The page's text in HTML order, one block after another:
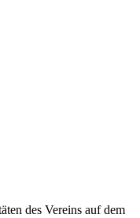
des Vereins auf dem